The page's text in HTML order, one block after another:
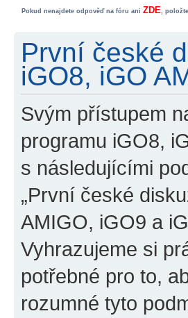
Pokud nenajdete odpověď na fóru ani ZDE,
První české
iGO8, iGO
Svým přístupem
programu iGO8,
s následujícími
„První české
AMIGO, iGO9 a
Vyhrazujeme si
potřebné pro to,
rozumné tyto